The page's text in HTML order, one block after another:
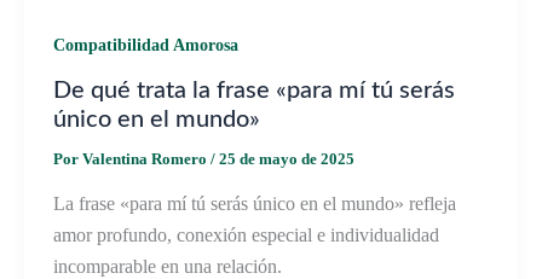
Compatibilidad Amorosa
De qué trata la frase «para mí tú serás
único en el mundo»
Por Valentina Romero / 25 de mayo de 2025
La frase «para mí tú serás único en el mundo» refleja
amor profundo, conexión especial e individualidad
incomparable en una relación.